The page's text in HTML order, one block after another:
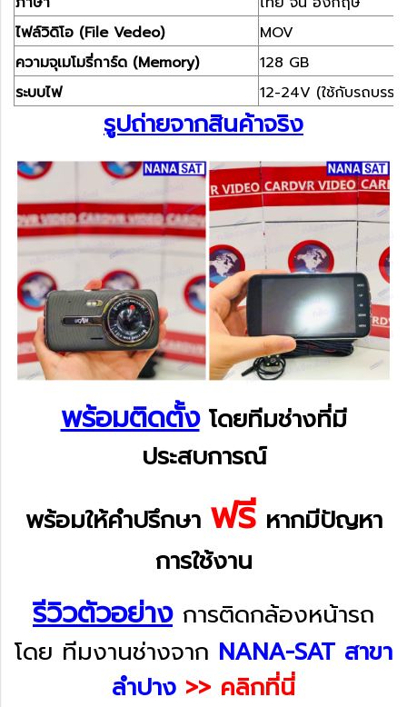
ไฟล์วิดิโอ (File Vedeo)
MOV
ความจุเมโมรี่การ์ด (Memory)
128 GB
ระบบไฟ
12-24V (ใช้กับรถบรร
รูปถ่ายจากสินค้าจริง
พร้อมติดตั้ง โดยทีมช่างที่มี
ประสบการณ์
พร้อมให้คำปรึกษา ฟรีหากมีปัญหา
การใช้งาน
รีวิวตัวอย่าง การติดกล้องหน้ารถ
โดย ทีมงานช่างจาก NANA-SAT สาขา
ลำปาง >> คลิกที่นี่